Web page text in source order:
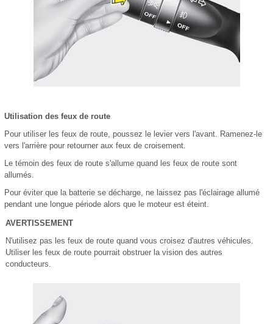
Utilisation des feux de route
Pour utiliser les feux de route, poussez le levier vers l'avant. Ramenez-le
vers l'arrière pour retourner aux feux de croisement.
Le témoin des feux de route s'allume quand les feux de route sont
allumés.
Pour éviter que la batterie se décharge, ne laissez pas l'éclairage allumé
pendant une longue période alors que le moteur est éteint.
AVERTISSEMENT
N'utilisez pas les feux de route quand vous croisez d'autres véhicules.
Utiliser les feux de route pourrait obstruer la vision des autres
conducteurs.